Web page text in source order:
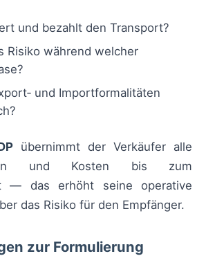
und bezahlt den Transport?
Risiko während welcher
und Importformalitäten
übernimmt der Verkäufer alle
und Kosten bis zum
— das erhöht seine operative
das Risiko für den Empfänger.
zur Formulierung